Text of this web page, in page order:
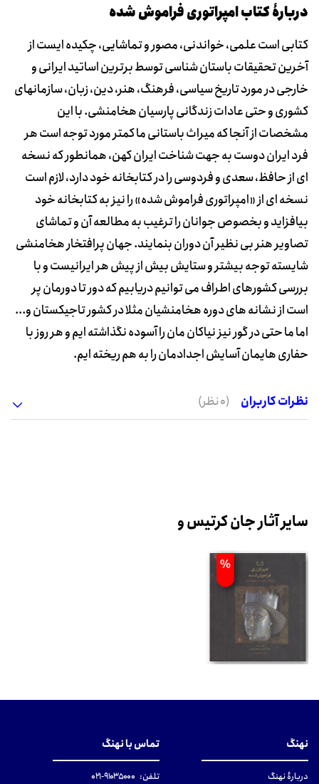
دربارۀ کتاب امپراتوری فراموش شده
کتابی است علمی، خواندنی، مصور و تماشایی، چکیده ایست از
آخرین تحقیقات باستان شناسی توسط برترین اساتید ایرانی و
خارجی در مورد تاریخ سیاسی، فرهنگ، هنر، دین، زبان، سازمانهای
کشوری و حتی عادات زندگانی پارسیان هخامنشی. با این
مشخصات از آنجا که میراث باستانی ما کمتر مورد توجه است هر
فرد ایران دوست به جهت شناخت ایران کهن، همانطور که نسخه
ای از حافظ، سعدی و فردوسی را در کتابخانه خود دارد، لازم است
نسخه ای از «امپراتوری فراموش شده» را نیز به کتابخانه خود
بیافزاید و بخصوص جوانان را ترغیب به مطالعه آن و تماشای
تصاویر هنر بی نظیر آن دوران بنمایند. جهان پرافتخار هخامنشی
شایسته توجه بیشتر و ستایش بیش از پیش هر ایرانیست و با
بررسی کشورهای اطراف می توانیم دریابیم که دور تا دورمان پر
است از نشانه های دوره هخامنشیان مثلا در کشور تاجیکستان و...
اما ما حتی در گور نیز نیاکان مان را آسوده نگذاشته ایم و هر روز با
حفاری هایمان آسایش اجدادمان را به هم ریخته ایم.
نظرات کاربران (0 نظر)
سایر آثار جان کرتیس و
%
نهنگ
دربارهٔ نهنگ
تماس با نهنگ
تلفن: ۹۱۰۳۵۰۰۰-۰۲۱